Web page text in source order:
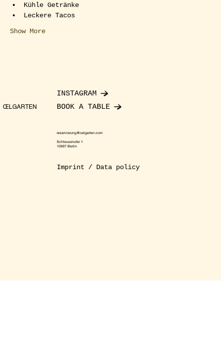
Kühle Getränke
Leckere Tacos
Show More
ŒLGARTEN
INSTAGRAM
BOOK A TABLE
reservierung@oelgarten.com
Schleusenufer 1
10997 Berlin
Imprint / Data policy